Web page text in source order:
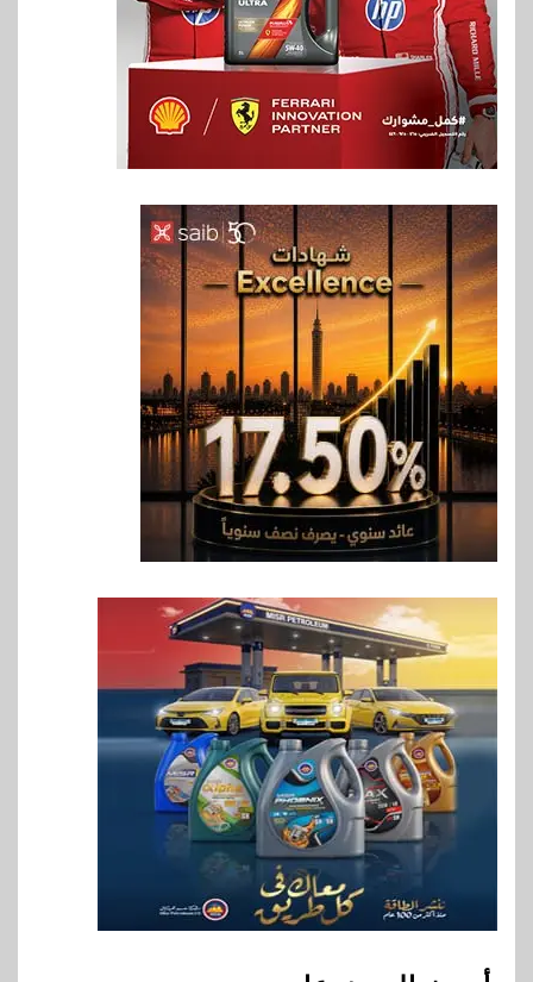
6
سوق وصلة
هواوي: هاتف nova 15
Max بطارية ضخمة وتصميم متين
جهازًا مثاليًا للشباب
7 اقتصاد
إي اف چي فاينانس تستعرض
خطط نمو «بلد» لتعزيز حضورها
في سوق تحويلات المصريين
بالخارج
8
اخبار
بيان توضيحي صادر عن شركة
ناتجاس
9
سوق وصلة
vivo تشعل المنافسة في مصر
مع إطلاق Y500 المزود ببطارية
بسعة 8100 مللي أمبير
بنوك تأمين
تحالفًا استراتيجيًا لتقديم حلول